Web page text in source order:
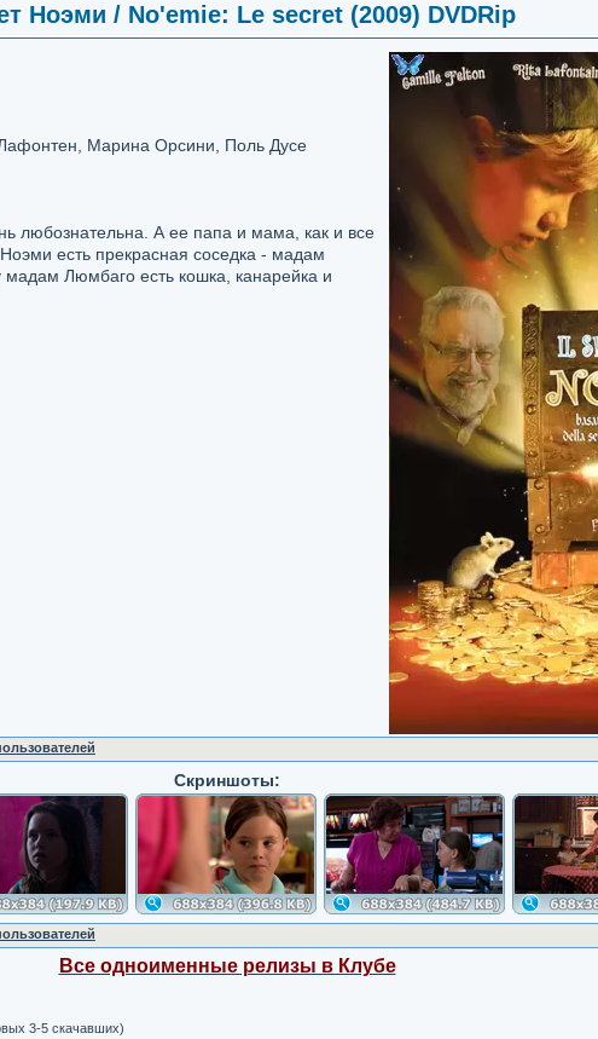
Ноэми / No'emie: Le secret (2009) DVDRip
Марина Орсини, Поль Дусе
любознательна. А ее папа и мама, как и все
есть прекрасная соседка - мадам
Люмбаго есть кошка, канарейка и
Скриншоты:
Все одноименные релизы в Клубе
3-5 скачавших)